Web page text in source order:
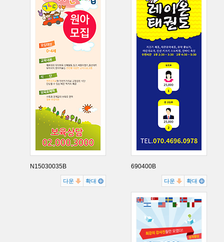
N15030035B
다운 확대
690400B
다운 확대